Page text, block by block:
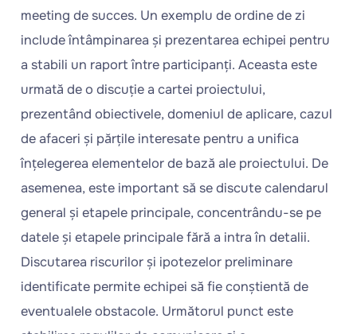
meeting de succes. Un exemplu de ordine de zi
include întâmpinarea și prezentarea echipei pentru
a stabili un raport între participanți. Aceasta este
urmată de o discuție a cartei proiectului,
prezentând obiectivele, domeniul de aplicare, cazul
de afaceri și părțile interesate pentru a unifica
înțelegerea elementelor de bază ale proiectului. De
asemenea, este important să se discute calendarul
general și etapele principale, concentrându-se pe
datele și etapele principale fără a intra în detalii.
Discutarea riscurilor și ipotezelor preliminare
identificate permite echipei să fie conștientă de
eventualele obstacole. Următorul punct este